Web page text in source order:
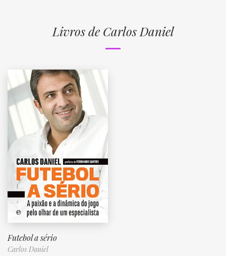
Livros de Carlos Daniel
Futebol a sério
Carlos Daniel